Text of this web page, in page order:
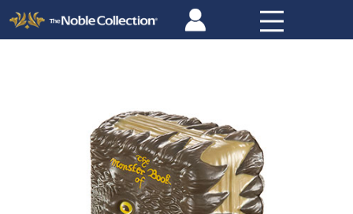
Panneau de gestion des cookies